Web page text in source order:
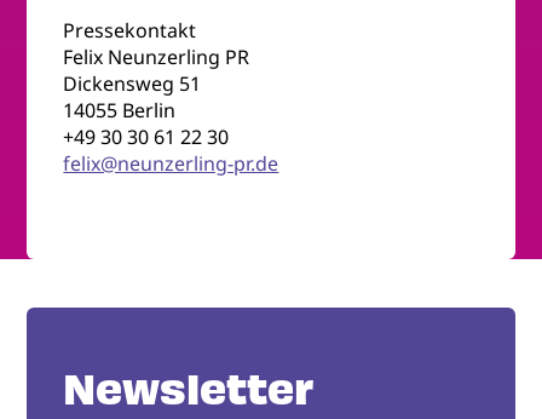
Pressekontakt
Felix Neunzerling PR
Dickensweg 51
14055 Berlin
+49 30 30 61 22 30
felix@neunzerling-pr.de
Newsletter